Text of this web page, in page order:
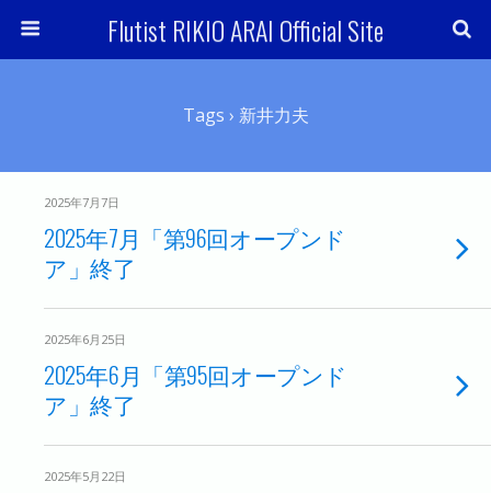
Flutist RIKIO ARAI Official Site
Tags › 新井力夫
2025年7月7日
2025年7月「第96回オープンド
ア」終了
2025年6月25日
2025年6月「第95回オープンド
ア」終了
2025年5月22日